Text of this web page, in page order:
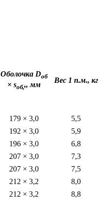
Оболочка Dоб
× sоб,,, мм
Вес 1 п.м., кг
179 × 3,0
5,5
192 × 3,0
5,9
196 × 3,0
6,8
207 × 3,0
7,3
207 × 3,0
7,5
212 × 3,2
8,0
212 × 3,2
8,8